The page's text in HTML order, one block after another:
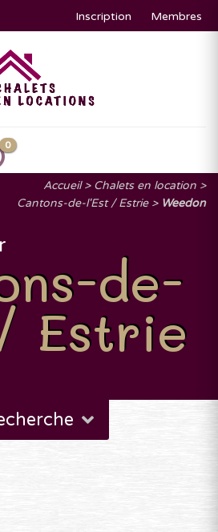
Inscription Membres
0
Accueil
Chalets en location
Cantons-de-l'Est / Estrie
Weedon
de-
Estrie